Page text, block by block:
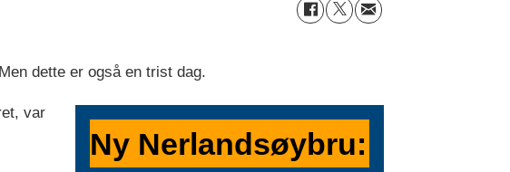
dette er også en trist dag.
Ny Nerlandsøybru:
var